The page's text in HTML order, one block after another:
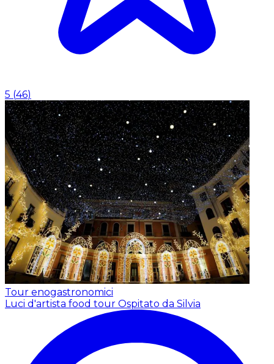
5 (46)
Tour enogastronomici
Luci d'artista food tour Ospitato da Silvia